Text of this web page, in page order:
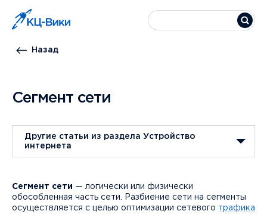
Назад
Сегмент сети
Другие статьи из раздела Устройство
интернета
Сегмент сети — логически или физически
обособленная часть сети. Разбиение сети на сегменты
осуществляется с целью оптимизации сетевого трафика